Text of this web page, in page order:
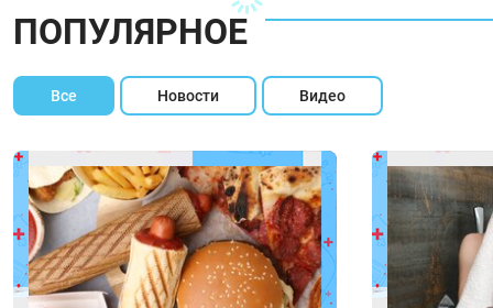
ПОПУЛЯРНОЕ
Все Новости Видео